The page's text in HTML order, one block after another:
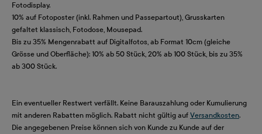
Fotodisplay.
10% auf Fotoposter (inkl. Rahmen und Passepartout), Grusskarten
gefaltet klassisch, Fotodose, Mousepad.
Bis zu 35% Mengenrabatt auf Digitalfotos, ab Format 10cm (gleiche
Grösse und Oberfläche): 10% ab 50 Stück, 20% ab 100 Stück, bis zu 35%
ab 300 Stück.
Ein eventueller Restwert verfällt. Keine Barauszahlung oder Kumulierung
mit anderen Rabatten möglich. Rabatt nicht gültig auf Versandkosten.
Die angegebenen Preise können sich von Kunde zu Kunde auf der